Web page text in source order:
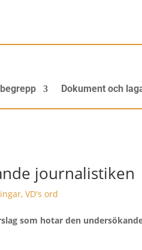
Dokument och
journalistiken
, VD's ord
som hotar den